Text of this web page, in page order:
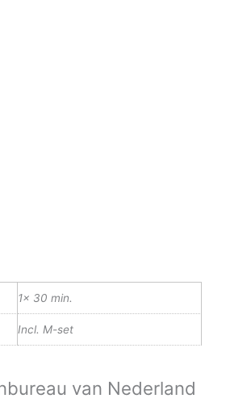
1x 30 min.
Incl. M-set
van Nederland